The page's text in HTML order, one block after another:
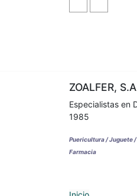
ZOALFER,
Especialistas en
1985
Puericultura / Juguete
Farmacia